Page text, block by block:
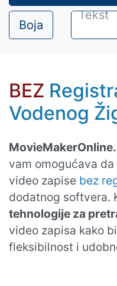
Boja
BEZ
Vodenog
vam omogućava
video zapise bez
dodatnog softvera.
tehnologije za
video zapisa kako
fleksibilnost i